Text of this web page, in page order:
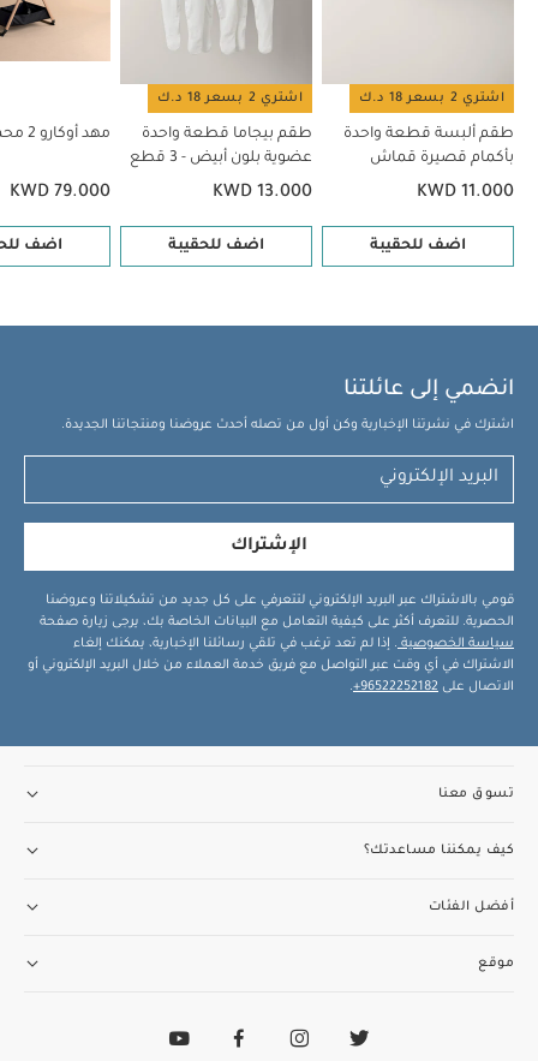
اشتري 2 بسعر 18 د.ك
طقم ألبسة قطعة واحدة
بأكمام قصيرة قماش
عضوي بلون أبيض - 5 قطع
KWD 11.000
اضف للحقيبة
اشتري 2 بسعر 18 د.ك
طقم بيجاما قطعة واحدة
عضوية بلون أبيض - 3 قطع
KWD 13.000
اضف للحقيبة
مهد أوكارو 2 محمول - كريما
KWD 79.000
اضف
انضمي إلى عائلتنا
اشترك في نشرتنا الإخبارية وكن أول من تصله أحدث عروضنا ومنتجاتنا الجديدة.
الإشتراك
قومي بالاشتراك عبر البريد الإلكتروني لتتعرفي على كل جديد من تشكيلاتنا وعروضنا
الحصرية. للتعرف أكثر على كيفية التعامل مع البيانات الخاصة بك، يرجى زيارة صفحة
سياسة الخصوصية . إذا لم تعد ترغب في تلقي رسائلنا الإخبارية، يمكنك إلغاء
الاشتراك في أي وقت عبر التواصل مع فريق خدمة العملاء من خلال البريد الإلكتروني أو
الاتصال على 96522252182+
.
تسوق معنا
كيف يمكننا مساعدتك؟
أفضل الفئات
موقع